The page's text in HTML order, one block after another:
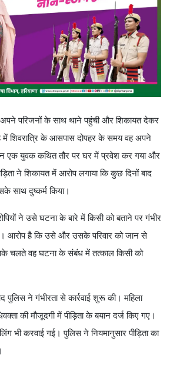
परिजनों के साथ थाने पहुंची और शिकायत देकर
में शिवरात्रि के आसपास दोपहर के समय वह अपने
एक युवक कथित तौर पर घर में प्रवेश कर गया और
ने शिकायत में आरोप लगाया कि कुछ दिनों बाद
साथ दुष्कर्म किया।
ने उसे घटना के बारे में किसी को बताने पर गंभीर
आरोप है कि उसे और उसके परिवार को जान से
चलते वह घटना के संबंध में तत्काल किसी को
पुलिस ने गंभीरता से कार्रवाई शुरू की। महिला
की मौजूदगी में पीड़िता के बयान दर्ज किए गए।
भी करवाई गई। पुलिस ने नियमानुसार पीड़िता का